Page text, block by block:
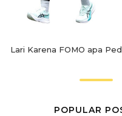
Lari Karena FOMO apa
POPULAR